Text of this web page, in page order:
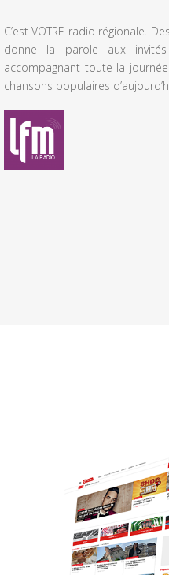
C’est VOTRE radio régionale.
donne la parole aux
accompagnant toute la
chansons populaires